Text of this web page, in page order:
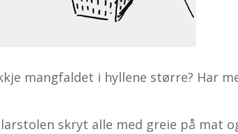
mangfaldet i hyllene større? Har
skryt alle med greie på mat